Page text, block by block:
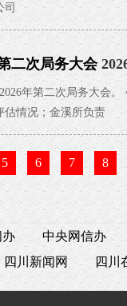
二次局务大会
年第二次局务大会
估情况；金溪所负责
5 6 7 8
办
中央网信办
四川新闻网 四川